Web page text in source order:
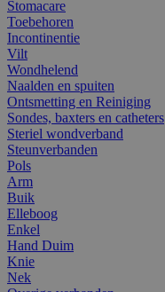
Stomacare
Toebehoren
Incontinentie
Vilt
Wondhelend
Naalden en spuiten
Ontsmetting en Reiniging
Sondes, baxters en catheters
Steriel wondverband
Steunverbanden
Pols
Arm
Buik
Elleboog
Enkel
Hand Duim
Knie
Nek